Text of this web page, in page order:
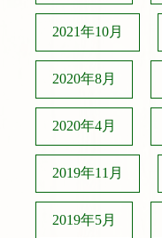
2021年10月
2020年8月
2020年4月
2019年11月
2019年5月